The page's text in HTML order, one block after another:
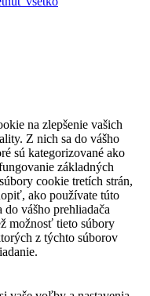
na zlepšenie vašich
Z nich sa do vášho
sú kategorizované ako
základných
cookie tretích strán,
ako používate túto
vášho prehliadača
možnosť tieto súbory
z týchto súborov